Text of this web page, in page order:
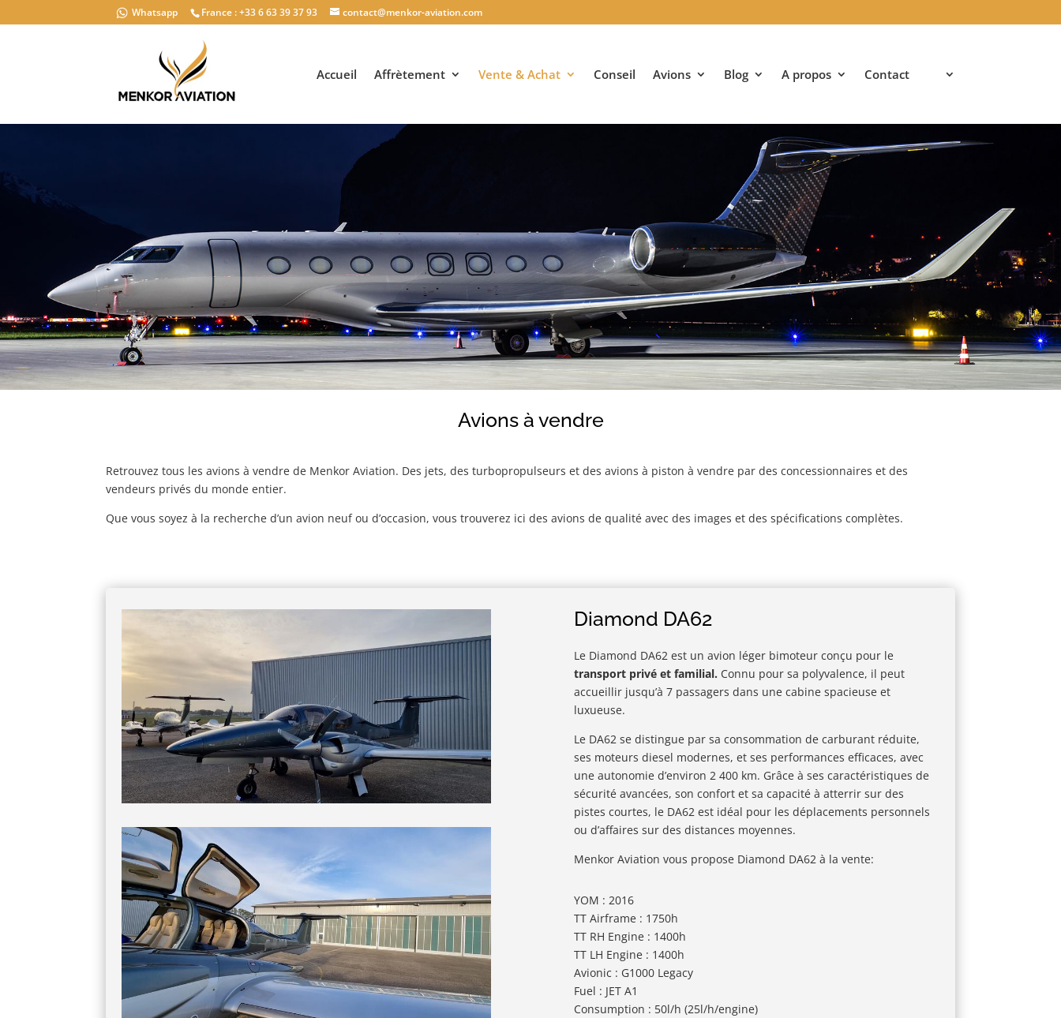
Whatsapp France : +33 6 63 39 37 93 contact@menkor-aviation.com
Accueil Affrètement Vente & Achat Conseil Avions Blog A propos Contact
Avions à vendre
Retrouvez tous les avions à vendre de Menkor Aviation. Des jets, des turbopropulseurs et des avions à piston à vendre par des concessionnaires et des
vendeurs privés du monde entier.
Que vous soyez à la recherche d’un avion neuf ou d’occasion, vous trouverez ici des avions de qualité avec des images et des spécifications complètes.
Diamond DA62
Le Diamond DA62 est un avion léger bimoteur conçu pour le
transport privé et familial. Connu pour sa polyvalence, il peut
accueillir jusqu’à 7 passagers dans une cabine spacieuse et
luxueuse.
Le DA62 se distingue par sa consommation de carburant réduite,
ses moteurs diesel modernes, et ses performances efficaces, avec
une autonomie d’environ 2 400 km. Grâce à ses caractéristiques de
sécurité avancées, son confort et sa capacité à atterrir sur des
pistes courtes, le DA62 est idéal pour les déplacements personnels
ou d’affaires sur des distances moyennes.
Menkor Aviation vous propose Diamond DA62 à la vente:
YOM : 2016
TT Airframe : 1750h
TT RH Engine : 1400h
TT LH Engine : 1400h
Avionic : G1000 Legacy
Fuel : JET A1
Consumption : 50l/h (25l/h/engine)